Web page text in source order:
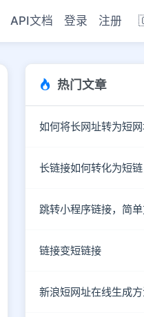
API文档 登录 注册
热门文章
如何将长网址转为短
长链接如何转化为短
跳转小程序链接，简
链接变短链接
新浪短网址在线生成